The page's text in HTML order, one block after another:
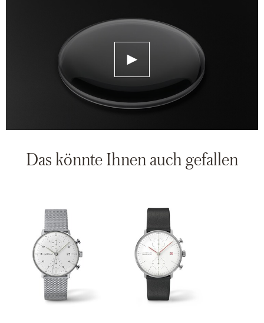
Das könnte Ihnen auch gefallen